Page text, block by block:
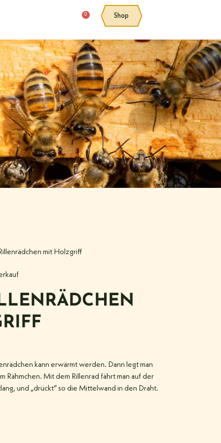
0 Shop
mit Holzgriff
kann erwärmt werden. Dann legt man
Rähmchen. Mit dem Rillenrad fährt man auf der
und „drückt“ so die Mittelwand in den Draht.